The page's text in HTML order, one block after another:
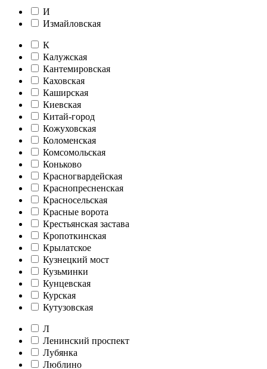
И
Измайловская
К
Калужская
Кантемировская
Каховская
Каширская
Киевская
Китай-город
Кожуховская
Коломенская
Комсомольская
Коньково
Красногвардейская
Краснопресненская
Красносельская
Красные ворота
Крестьянская застава
Кропоткинская
Крылатское
Кузнецкий мост
Кузьминки
Кунцевская
Курская
Кутузовская
Л
Ленинский проспект
Лубянка
Люблино